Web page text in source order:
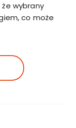
wybrany
co może